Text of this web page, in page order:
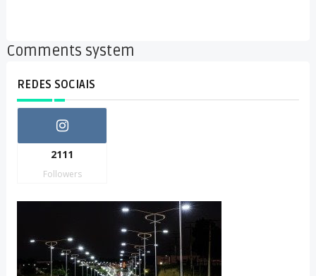
Comments system
REDES SOCIAIS
2111
Followers